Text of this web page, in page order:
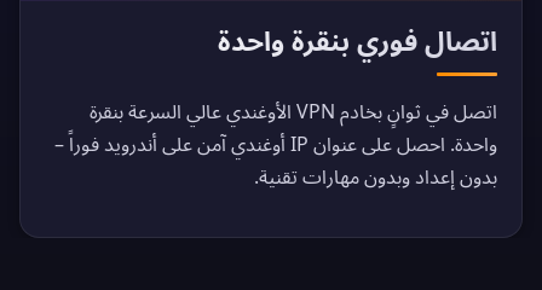
اتصال فوري بنقرة واحدة
اتصل في ثوانٍ بخادم VPN الأوغندي عالي السرعة بنقرة
واحدة. احصل على عنوان IP أوغندي آمن على أندرويد فوراً –
بدون إعداد وبدون مهارات تقنية.